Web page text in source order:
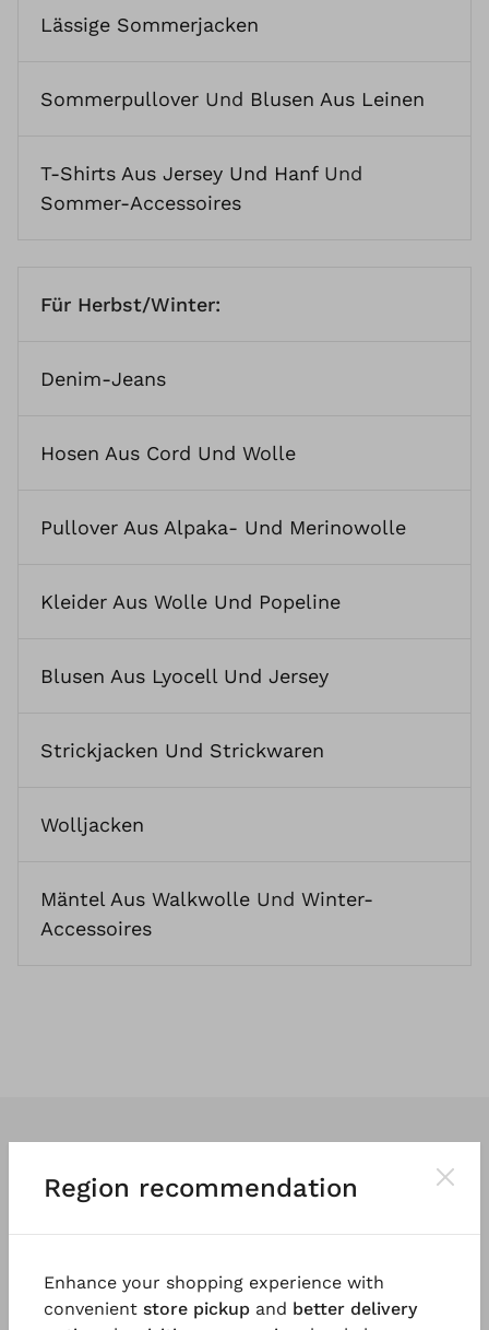
Lässige Sommerjacken
Sommerpullover Und Blusen Aus Leinen
T-Shirts Aus Jersey Und HanfUnd
Sommer-Accessoires
Für Herbst/Winter:
Denim-Jeans
Hosen Aus Cord Und Wolle
Pullover Aus Alpaka- Und Merinowolle
Kleider Aus Wolle Und Popeline
Blusen Aus Lyocell Und Jersey
Strickjacken Und Strickwaren
Wolljacken
Mäntel Aus Walkwolle Und Winter-
Accessoires
und einzigartig wie die Menschen, die
Region recommendation
Enhance your shopping experience with
convenient store pickup and better delivery